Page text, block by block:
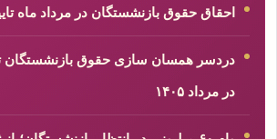
احقاق حقوق بازنشستگان در مرداد ماه
دردسر همسان سازی حقوق بازنشستگان
در مرداد ۱۴۰۵